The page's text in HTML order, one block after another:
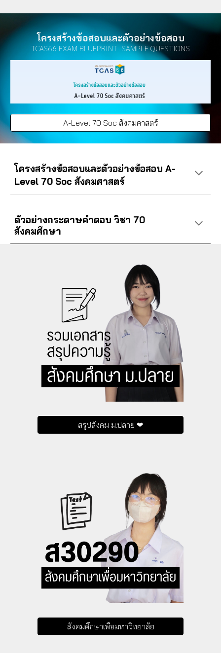
โครงสร้างข้อสอบและตัวอย่างข้อสอบ
TCAS66 EXAM BLUEPRINT SAMPLE QUESTIONS
A-Level 70 Soc สังคมศาสตร์
โครงสร้างข้อสอบและตัวอย่างข้อสอบ A-
Level 70 Soc สังคมศาสตร์
ตัวอย่างกระดาษคำตอบ วิชา 70
สังคมศึกษา
สรุปสังคม ม.ปลาย ❤
สังคมศึกษาเพื่อมหาวิทยาลัย